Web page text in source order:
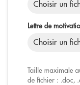
Choisir un
Lettre de
Choisir un
Taille maximale
de fichier : .doc,